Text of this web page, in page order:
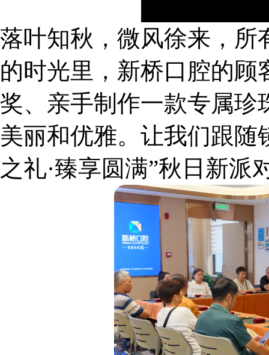
落叶知秋，微风徐来，所
的时光里，新桥口腔的
奖、亲手制作一款专属珍
美丽和优雅。让我们跟随
之礼·臻享圆满”秋日新派